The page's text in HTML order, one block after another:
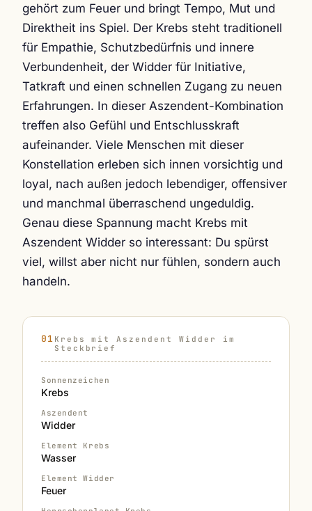
gehört zum Feuer und bringt Tempo, Mut und
Direktheit ins Spiel. Der Krebs steht traditionell
für Empathie, Schutzbedürfnis und innere
Verbundenheit, der Widder für Initiative,
Tatkraft und einen schnellen Zugang zu neuen
Erfahrungen. In dieser Aszendent-Kombination
treffen also Gefühl und Entschlusskraft
aufeinander. Viele Menschen mit dieser
Konstellation erleben sich innen vorsichtig und
loyal, nach außen jedoch lebendiger, offensiver
und manchmal überraschend ungeduldig.
Genau diese Spannung macht Krebs mit
Aszendent Widder so interessant: Du spürst
viel, willst aber nicht nur fühlen, sondern auch
handeln.
Krebs mit Aszendent Widder im
Steckbrief
Sonnenzeichen
Krebs
Aszendent
Widder
Element Krebs
Wasser
Element Widder
Feuer